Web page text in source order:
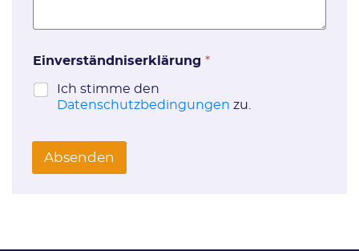
Einverständniserklärung *
Ich stimme den
Datenschutzbedingungen zu.
Absenden